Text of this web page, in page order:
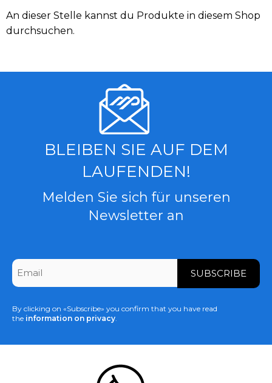
An dieser Stelle kannst du Produkte in diesem Shop
durchsuchen.
BLEIBEN SIE AUF DEM
LAUFENDEN!
Melden Sie sich für unseren
Newsletter an
CAPTCHA
Email
By clicking on «Subscribe» you confirm that you have read
the information on privacy.